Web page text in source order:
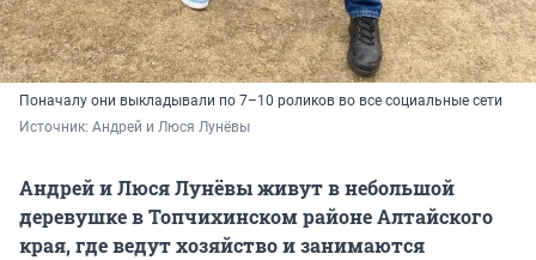
Поначалу они выкладывали по 7–10 роликов во все социальные сети
Источник: Андрей и Люся Лунёвы
Андрей и Люся Лунёвы живут в небольшой
деревушке в Топчихинском районе Алтайского
края, где ведут хозяйство и занимаются